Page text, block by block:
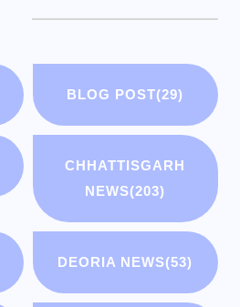
BLOG POST(29)
CHHATTISGARH
NEWS(203)
DEORIA NEWS(53)